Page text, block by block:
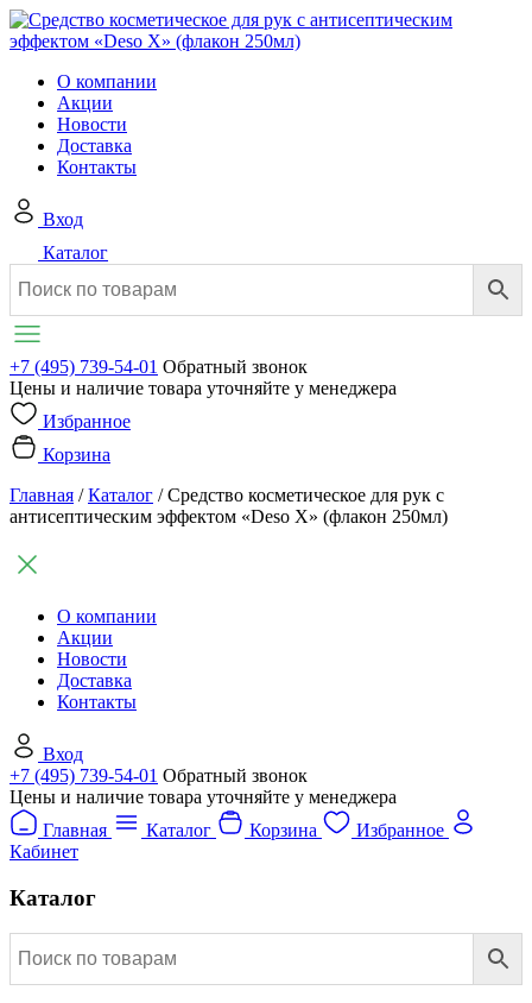
О компании
Акции
Новости
Доставка
Контакты
Вход
Каталог
+7 (495) 739-54-01 Обратный звонок
Цены и наличие товара уточняйте у менеджера
Избранное
Корзина
Главная /Каталог /Средство косметическое для рук с
антисептическим эффектом «Deso X» (флакон 250мл)
О компании
Акции
Новости
Доставка
Контакты
Вход
+7 (495) 739-54-01 Обратный звонок
Цены и наличие товара уточняйте у менеджера
Главная
Каталог Корзина
Избранное
Кабинет
Каталог